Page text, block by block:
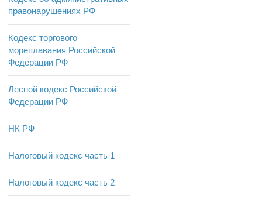
правонарушениях РФ
Кодекс торгового
мореплавания Российской
Федерации РФ
Лесной кодекс Российской
Федерации РФ
НК РФ
Налоговый кодекс часть 1
Налоговый кодекс часть 2